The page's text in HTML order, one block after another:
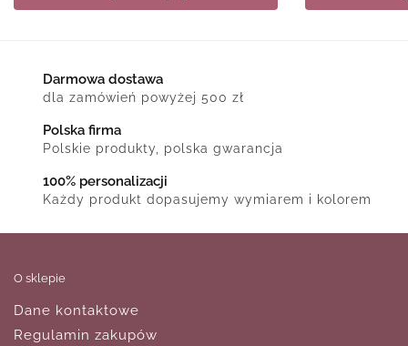
Darmowa dostawa
dla zamówień powyżej 500 zł
Polska firma
Polskie produkty, polska gwarancja
100% personalizacji
Każdy produkt dopasujemy wymiarem i kolorem
O sklepie
Dane kontaktowe
Regulamin zakupów